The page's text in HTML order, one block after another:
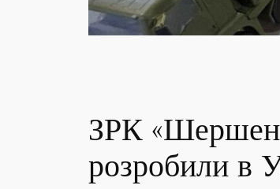
ЗРК
розробили в